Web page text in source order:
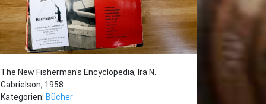
The New Fisherman's Encyclopedia, Ira N.
Gabrielson, 1958
Kategorien: Bücher